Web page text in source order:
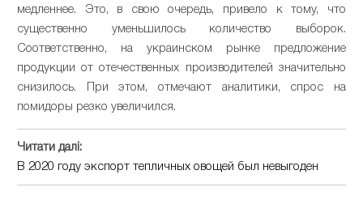
медленнее. Это, в свою очередь, привело к тому, что
существенно уменьшилось количество выборок.
Соответственно, на украинском рынке предложение
продукции от отечественных производителей значительно
снизилось. При этом, отмечают аналитики, спрос на
помидоры резко увеличился.
Читати далі:
В 2020 году экспорт тепличных овощей был невыгоден